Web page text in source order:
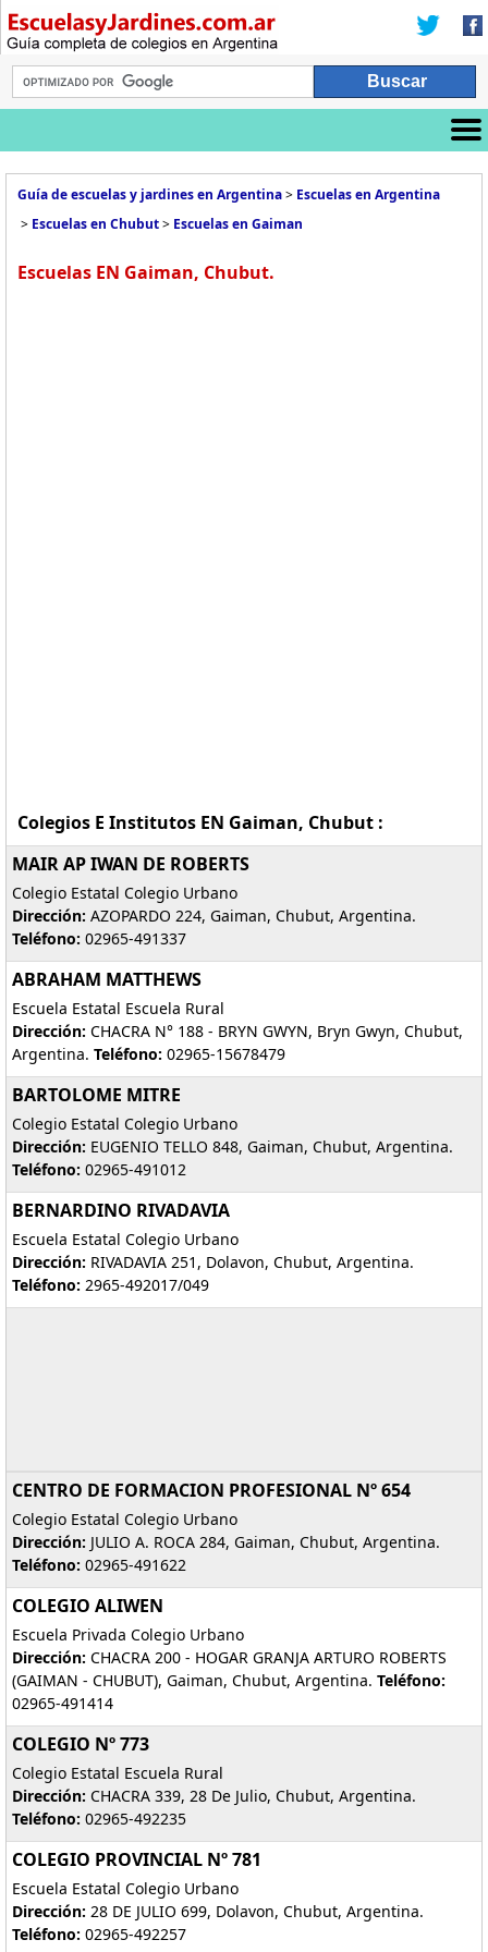
Guía de escuelas y jardines en Argentina> Escuelas en Argentina
> Escuelas en Chubut> Escuelas en Gaiman
Escuelas EN Gaiman, Chubut.
Colegios E Institutos EN Gaiman, Chubut :
MAIR AP IWAN DE ROBERTS
Colegio Estatal Colegio Urbano
Dirección: AZOPARDO 224, Gaiman, Chubut, Argentina.
Teléfono: 02965-491337
ABRAHAM MATTHEWS
Escuela Estatal Escuela Rural
Dirección: CHACRA N° 188 - BRYN GWYN, Bryn Gwyn, Chubut,
Argentina. Teléfono: 02965-15678479
BARTOLOME MITRE
Colegio Estatal Colegio Urbano
Dirección: EUGENIO TELLO 848, Gaiman, Chubut, Argentina.
Teléfono: 02965-491012
BERNARDINO RIVADAVIA
Escuela Estatal Colegio Urbano
Dirección: RIVADAVIA 251, Dolavon, Chubut, Argentina.
Teléfono: 2965-492017/049
CENTRO DE FORMACION PROFESIONAL Nº 654
Colegio Estatal Colegio Urbano
Dirección: JULIO A. ROCA 284, Gaiman, Chubut, Argentina.
Teléfono: 02965-491622
COLEGIO ALIWEN
Escuela Privada Colegio Urbano
Dirección: CHACRA 200 - HOGAR GRANJA ARTURO ROBERTS
(GAIMAN - CHUBUT), Gaiman, Chubut, Argentina. Teléfono:
02965-491414
COLEGIO Nº 773
Colegio Estatal Escuela Rural
Dirección: CHACRA 339, 28 De Julio, Chubut, Argentina.
Teléfono: 02965-492235
COLEGIO PROVINCIAL Nº 781
Escuela Estatal Colegio Urbano
Dirección: 28 DE JULIO 699, Dolavon, Chubut, Argentina.
Teléfono: 02965-492257